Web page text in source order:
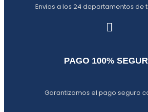
Envios a los 24 departamentos de
PAGO 100%
Garantizamos el pago seguro